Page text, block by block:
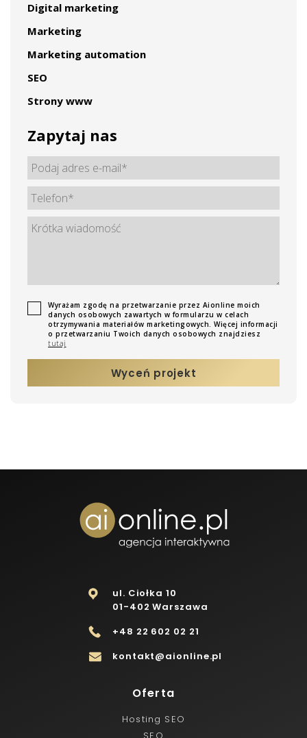
Digital marketing
Marketing
Marketing automation
SEO
Strony www
Zapytaj nas
Wyrażam zgodę na przetwarzanie przez Aionline moich
danych osobowych zawartych w formularzu w celach
otrzymywania materiałów marketingowych. Więcej informacji
o przetwarzaniu Twoich danych osobowych znajdziesz
tutaj
Wyceń projekt
ul. Ciołka 10
01-402 Warszawa
+48 22 602 02 21
kontakt@aionline.pl
Oferta
Hosting SEO